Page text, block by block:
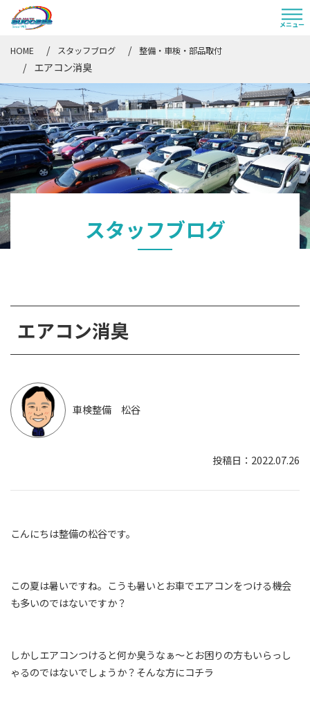
HOME スタッフブログ 整備・車検・部品取付
エアコン消臭
スタッフブログ
エアコン消臭
車検整備 松谷
2022.07.26
こんにちは整備の松谷です。
この夏は暑いですね。こうも暑いとお車でエアコンをつける機会
も多いのではないですか？
しかしエアコンつけると何か臭うなぁ～とお困りの方もいらっし
ゃるのではないでしょうか？そんな方にコチラ